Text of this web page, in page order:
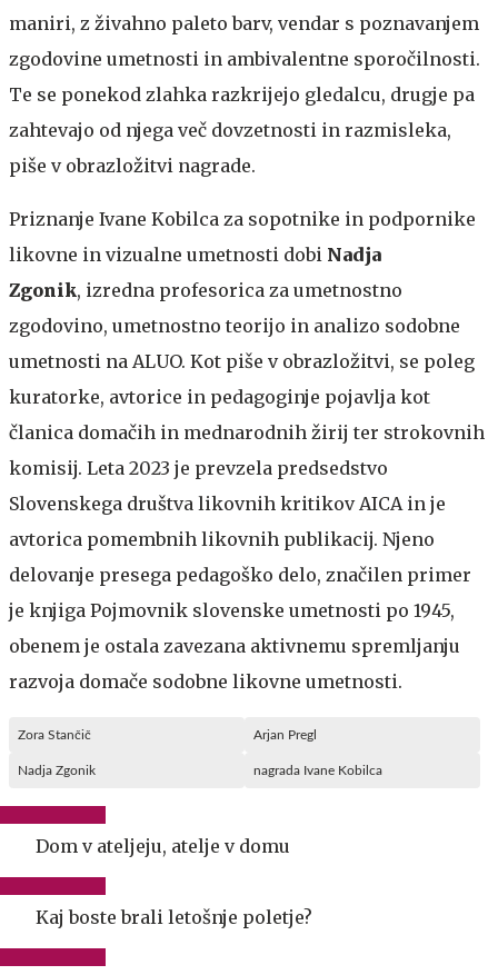
maniri, z živahno paleto barv, vendar s poznavanjem
zgodovine umetnosti in ambivalentne sporočilnosti.
Te se ponekod zlahka razkrijejo gledalcu, drugje pa
zahtevajo od njega več dovzetnosti in razmisleka,
piše v obrazložitvi nagrade.
Priznanje Ivane Kobilca za sopotnike in podpornike
likovne in vizualne umetnosti dobi Nadja
Zgonik, izredna profesorica za umetnostno
zgodovino, umetnostno teorijo in analizo sodobne
umetnosti na ALUO. Kot piše v obrazložitvi, se poleg
kuratorke, avtorice in pedagoginje pojavlja kot
članica domačih in mednarodnih žirij ter strokovnih
komisij. Leta 2023 je prevzela predsedstvo
Slovenskega društva likovnih kritikov AICA in je
avtorica pomembnih likovnih publikacij. Njeno
delovanje presega pedagoško delo, značilen primer
je knjiga Pojmovnik slovenske umetnosti po 1945,
obenem je ostala zavezana aktivnemu spremljanju
razvoja domače sodobne likovne umetnosti.
Zora Stančič Arjan Pregl
Nadja Zgonik nagrada Ivane Kobilca
Dom v ateljeju, atelje v domu
Kaj boste brali letošnje poletje?